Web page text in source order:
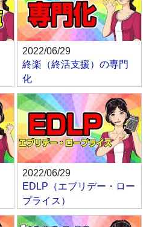
2022/06/29
終楽（終活支援）の専門
化
2022/06/29
EDLP（エブリデー・ロー
プライス）